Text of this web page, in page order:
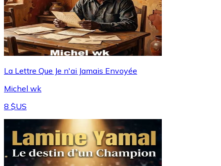
La Lettre Que Je n'ai Jamais Envoyée
Michel wk
8 $US